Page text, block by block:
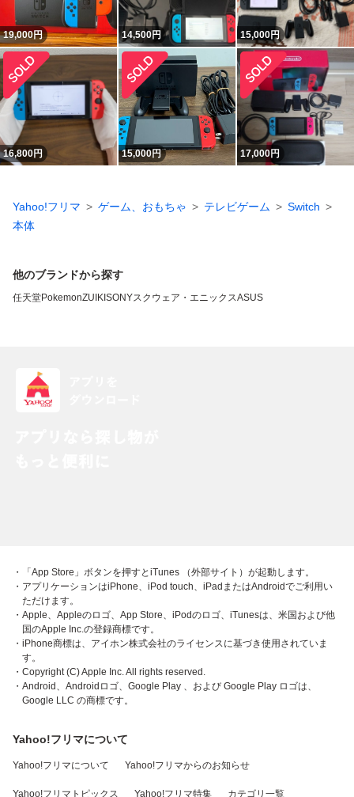
19,000円 14,500円 15,000円
16,800円 15,000円 17,000円
Yahoo!フリマ ゲーム、おもちゃ テレビゲーム
Switch
本体
他のブランドから探す
任天堂PokemonZUIKI SONYスクウェア・エニックスASUS
・「App Store」ボタンを押すとiTunes （外部サイト）が起動します。
・アプリケーションはiPhone、iPod touch、iPadまたはAndroidでご利用い
ただけます。
・Apple、Appleのロゴ、App Store、iPodのロゴ、iTunesは、米国および他
国のApple Inc.の登録商標です。
・iPhone商標は、アイホン株式会社のライセンスに基づき使用されていま
す。
・Copyright (C) Apple Inc. All rights reserved.
・Android、Androidロゴ、Google Play 、および Google Play ロゴは、
Google LLC の商標です。
Yahoo!フリマについて
Yahoo!フリマについて Yahoo!フリマからのお知らせ
Yahoo!フリマトピックス Yahoo!フリマ特集 カテゴリ一覧